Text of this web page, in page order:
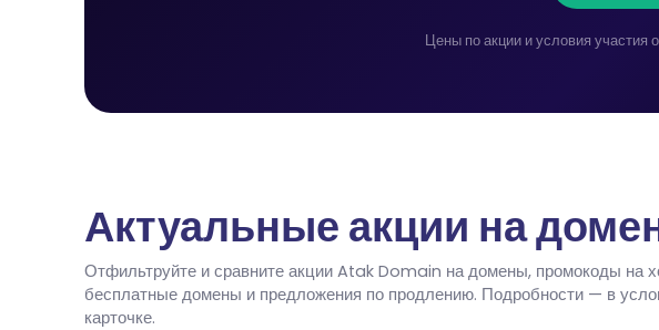
Цены по акции и условия участия
Актуальные акции на
Отфильтруйте и сравните акции Atak Domain на домены, промокоды на
бесплатные домены и предложения по продлению. Подробности — в
карточке.